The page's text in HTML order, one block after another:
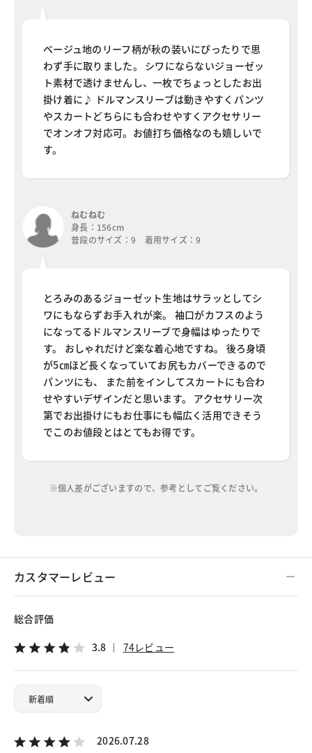
ベージュ地のリーフ柄が秋の装いにぴったりで思
わず手に取りました。 シワにならないジョーゼッ
ト素材で透けませんし、一枚でちょっとしたお出
掛け着に♪ ドルマンスリーブは動きやすくパンツ
やスカートどちらにも合わせやすくアクセサリー
でオンオフ対応可。お値打ち価格なのも嬉しいで
す。
ねむねむ
身長：156cm
普段のサイズ：9 着用サイズ：9
とろみのあるジョーゼット生地はサラッとしてシ
ワにもならずお手入れが楽。 袖口がカフスのよう
になってるドルマンスリーブで身幅はゆったりで
す。 おしゃれだけど楽な着心地ですね。 後ろ身頃
が5㎝ほど長くなっていてお尻もカバーできるので
パンツにも、 また前をインしてスカートにも合わ
せやすいデザインだと思います。 アクセサリー次
第でお出掛けにもお仕事にも幅広く活用できそう
でこのお値段とはとてもお得です。
※個人差がございますので、参考としてご覧ください。
カスタマーレビュー
総合評価
3.8 74レビュー
2026.07.28